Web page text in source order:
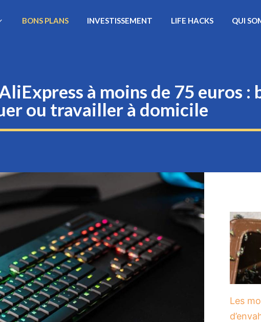
BONS PLANS INVESTISSEMENT LIFE HACKS QUI
à moins de 75 euros :
ou travailler à domicile
Les